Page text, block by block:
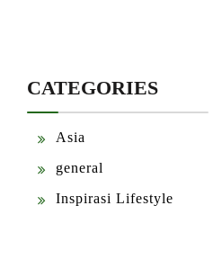
CATEGORIES
Asia
general
Inspirasi Lifestyle